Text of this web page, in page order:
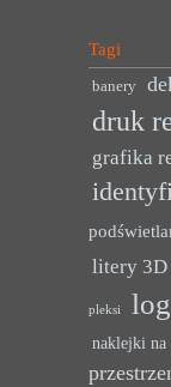
Tagi
banery
druk
grafika
litery 3D
pleksi
naklejki na